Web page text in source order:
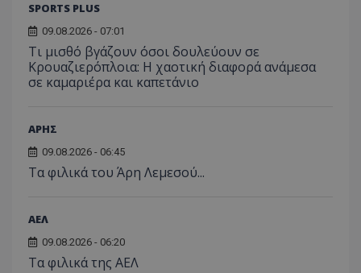
SPORTS PLUS
09.08.2026 - 07:01
Τι μισθό βγάζουν όσοι δουλεύουν σε
Κρουαζιερόπλοια: Η χαοτική διαφορά ανάμεσα
σε καμαριέρα και καπετάνιο
ΑΡΗΣ
09.08.2026 - 06:45
Τα φιλικά του Άρη Λεμεσού...
ΑΕΛ
09.08.2026 - 06:20
Τα φιλικά της ΑΕΛ